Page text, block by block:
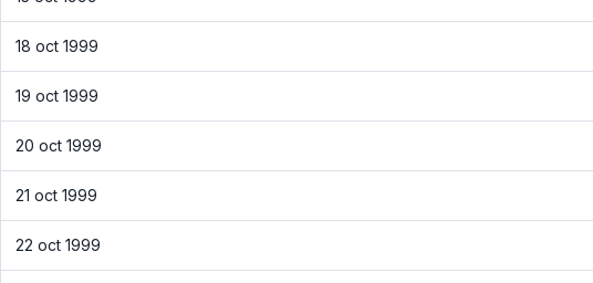
18 oct 1999
19 oct 1999
20 oct 1999
21 oct 1999
22 oct 1999